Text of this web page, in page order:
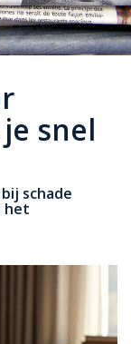
snel
schade
het